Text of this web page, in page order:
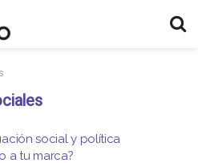
social y política
a tu marca?